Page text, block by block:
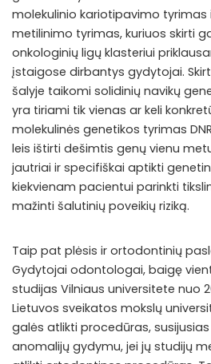
molekulinio kariotipavimo tyrimas
metilinimo tyrimas, kuriuos skirti
onkologinių ligų klasteriui
įstaigose dirbantys gydytojai.
šalyje taikomi solidinių navikų
yra tiriami tik vienas ar keli
molekulinės genetikos tyrimas
leis ištirti dešimtis genų vienu
jautriai ir specifiškai aptikti
kiekvienam pacientui parinkti
mažinti šalutinių poveikių riziką.
Taip pat plėsis ir ortodontinių
Gydytojai odontologai, baigę
studijas Vilniaus universitete nuo
Lietuvos sveikatos mokslų
galės atlikti procedūras,
anomalijų gydymu, jei jų studijų